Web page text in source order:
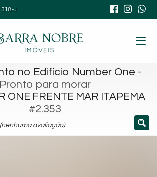
J
no Edifício Number One -
Pronto para morar
ONE FRENTE MAR ITAPEMA
#2.353
(nenhuma avaliação)